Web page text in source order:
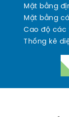
Mặt bằng
Mặt bằng
Cao độ các
Thống kê